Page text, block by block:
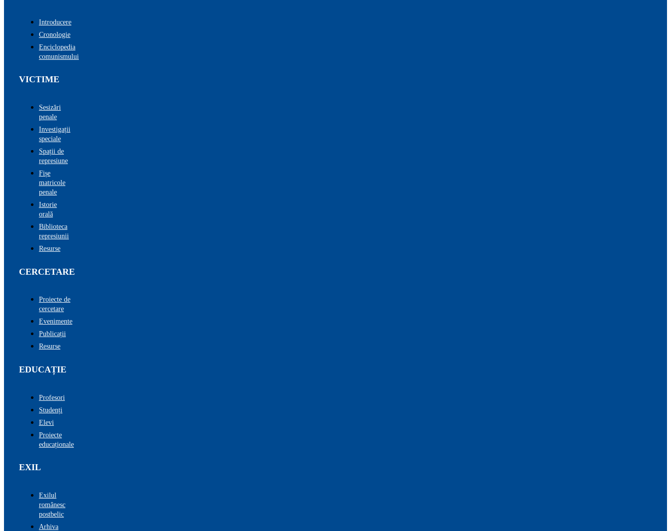
Introducere
Cronologie
Enciclopedia
comunismului
VICTIME
Sesizări
penale
Investigații
speciale
Spații de
represiune
Fișe
matricole
penale
Istorie
orală
Biblioteca
represiunii
Resurse
CERCETARE
Proiecte de
cercetare
Evenimente
Publicații
Resurse
EDUCAȚIE
Profesori
Studenți
Elevi
Proiecte
educaționale
EXIL
Exilul
românesc
postbelic
Arhiva